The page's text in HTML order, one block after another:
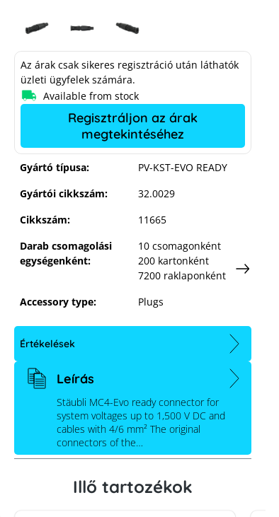
Stäubli MC4-EVO ready connector 4-6
mm², Da 5.5 – 7.5 mm
Gyártó típusa:
PV-KST-EVO READY
Gyártói cikkszám:
32.0029
Cikkszám:
11665
Darab csomagolási
egységenként:
10 csomagonként
200 kartonként
7200 raklaponként
Accessory type:
Plugs
Az árak csak sikeres regisztráció után láthatók
üzleti ügyfelek számára.
Available from stock
Regisztráljon az árak
megtekintéséhez
Értékelések
Leírás
Stäubli MC4-Evo ready connector for
system voltages up to 1,500 V DC and
cables with 4/6 mm² The original
connectors of the…
Illő tartozékok